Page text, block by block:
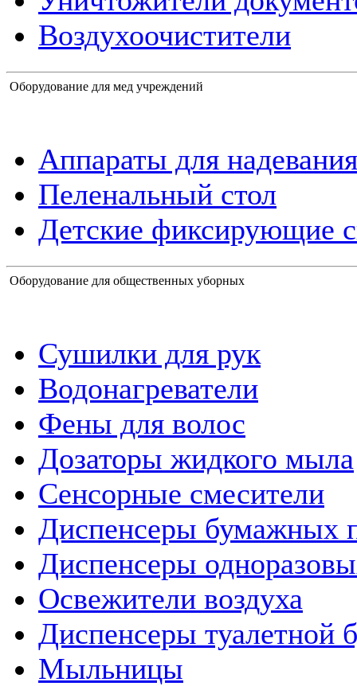
Воздухоочистители
Оборудование для мед учреждений
Аппараты для
Пеленальный стол
Детские фиксирующие
Оборудование для общественных уборных
Сушилки для рук
Водонагреватели
Фены для волос
Дозаторы жидкого мыла
Сенсорные смесители
Диспенсеры бумажных
Диспенсеры
Освежители воздуха
Диспенсеры туалетной
Мыльницы